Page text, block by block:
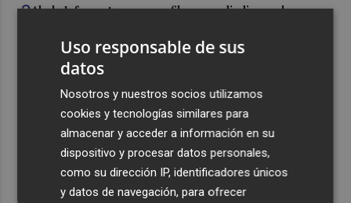
3Abala Infraescturas se perfila para adjudicarse la
millones
La Zona de Bajas Emisiones comenzará a aplicarse en
Sagunto a partir de septiembre
Así está la zona de empresas del Parque Tecnológico
Rodes en Alcoy: 14 instaladas que ocupan el 33% de la
primera fase
Uso responsable de sus
datos
Nosotros y nuestros socios utilizamos
cookies y tecnologías similares para
almacenar y acceder a información en su
dispositivo y procesar datos personales,
como su dirección IP, identificadores únicos
y datos de navegación, para ofrecer